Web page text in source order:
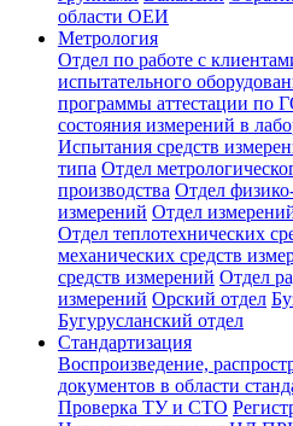
области ОЕИ
Метрология
Отдел по работе с
испытательного
программы аттестации по
состояния измерений в
Испытания средств
типа Отдел
производства Отдел
измерений Отдел
Отдел теплотехнических
механических средств
средств измерений Отдел
измерений Орский отдел
Бугурусланский отдел
Стандартизация
Воспроизведение,
документов в области
Проверка ТУ и СТО